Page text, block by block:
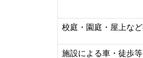
校庭・園庭・屋上な
施設による車・徒歩